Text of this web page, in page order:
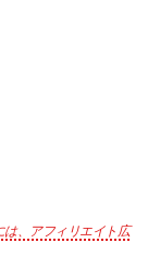
、アフィリエイト広